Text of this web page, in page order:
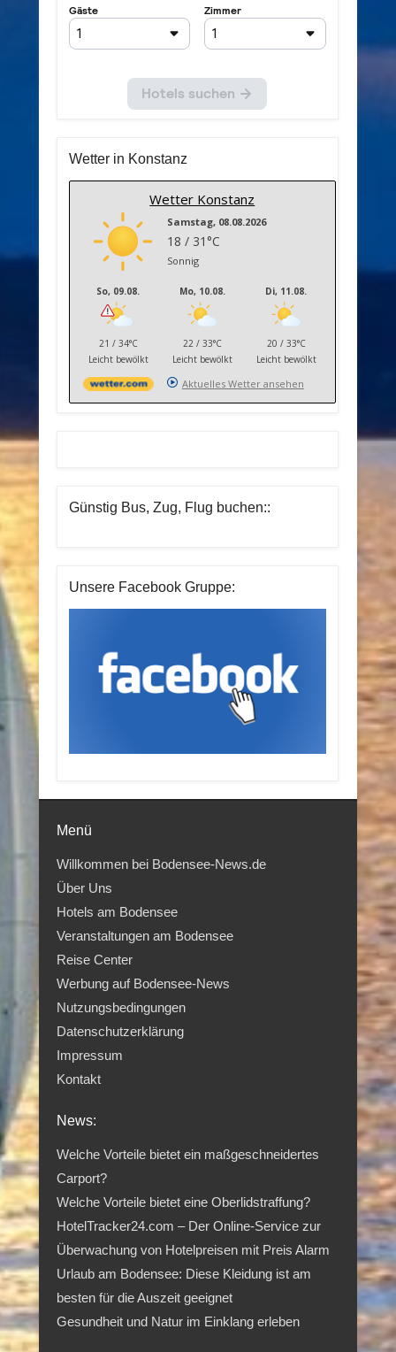
Wetter in Konstanz
Wetter Konstanz
Samstag, 08.08.2026
18 / 31°C
Sonnig
So, 09.08.
21 / 34°C
Leicht bewölkt
Mo, 10.08.
22 / 33°C
Leicht bewölkt
Di, 11.08.
20 / 33°C
Leicht bewölkt
Aktuelles Wetter ansehen
Günstig Bus, Zug, Flug buchen::
Unsere Facebook Gruppe:
Menü
Willkommen bei Bodensee-News.de
Über Uns
Hotels am Bodensee
Veranstaltungen am Bodensee
Reise Center
Werbung auf Bodensee-News
Nutzungsbedingungen
Datenschutzerklärung
Impressum
Kontakt
News:
Welche Vorteile bietet ein maßgeschneidertes
Carport?
Welche Vorteile bietet eine Oberlidstraffung?
HotelTracker24.com – Der Online-Service zur
Überwachung von Hotelpreisen mit Preis Alarm
Urlaub am Bodensee: Diese Kleidung ist am
besten für die Auszeit geeignet
Gesundheit und Natur im Einklang erleben